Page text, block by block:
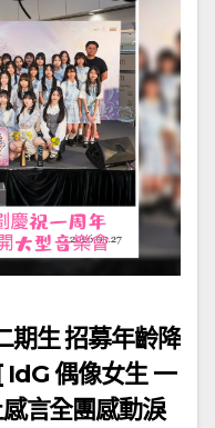
期生 招募年齡降
IdG 偶像女生 一
言全團感動淚